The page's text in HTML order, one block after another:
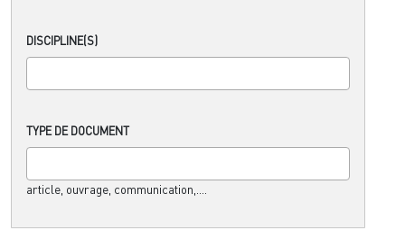
DISCIPLINE(S)
TYPE DE DOCUMENT
article, ouvrage, communication,....